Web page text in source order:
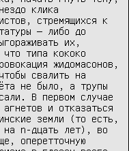
клика
стремящихся к
— либо до
их,
что типа кококо
жидомасонов,
свалить на
не было, а трупы
В первом случае
и отказаться
земли (то есть,
на n-дцать лет), во
оперетточную